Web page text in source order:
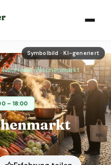
Symbolbild · KI-generiert
Neurieder Wochenmarkt
– 18:00